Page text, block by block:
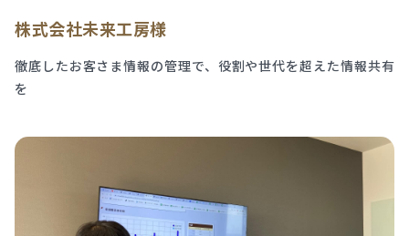
株式会社未来工房様
徹底したお客さま情報の管理で、役割や世代を超えた情報共有
を